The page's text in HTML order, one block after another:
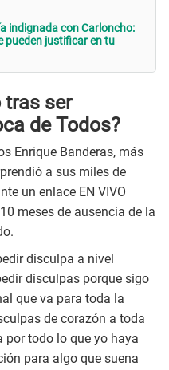
indignada con Carloncho:
pueden justificar en tu
tras ser
de Todos?
Enrique Banderas, más
a sus miles de
un enlace EN VIVO
meses de ausencia de la
disculpa a nivel
disculpas porque sigo
que va para toda la
de corazón a toda
por todo lo que yo haya
para algo que suena